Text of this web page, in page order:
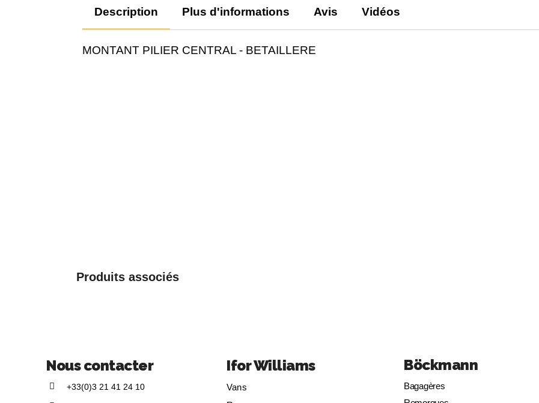
Description Plus d'informations Avis Vidéos
MONTANT PILIER CENTRAL - BETAILLERE
Produits associés
Nous contacter
+33(0)3 21 41 24 10
Ifor Williams
Vans
Böckmann
Bagagères